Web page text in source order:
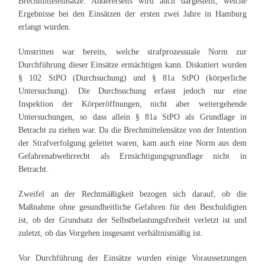
Ergebnisse bei den Einsätzen der ersten zwei Jahre in Hamburg
erlangt wurden.
Umstritten war bereits, welche strafprozessuale Norm zur
Durchführung dieser Einsätze ermächtigen kann. Diskutiert wurden
§ 102 StPO (Durchsuchung) und § 81a StPO (körperliche
Untersuchung). Die Durchsuchung erfasst jedoch nur eine
Inspektion der Körperöffnungen, nicht aber weitergehende
Untersuchungen, so dass allein § 81a StPO als Grundlage in
Betracht zu ziehen war. Da die Brechmittelensätze von der Intention
der Strafverfolgung geleitet waren, kam auch eine Norm aus dem
Gefahrenabwehrrecht als Ermächtigungsgrundlage nicht in
Betracht.
Zweifel an der Rechtmäßigkeit bezogen sich darauf, ob die
Maßnahme ohne gesundheitliche Gefahren für den Beschuldigten
ist, ob der Grundsatz der Selbstbelastungsfreiheit verletzt ist und
zuletzt, ob das Vorgehen insgesamt verhältnismäßig ist.
Vor Durchführung der Einsätze wurden einige Voraussetzungen